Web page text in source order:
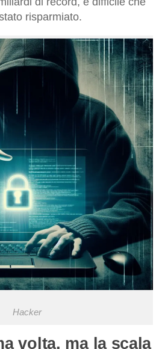
risparmiato.
Hacker
volta, ma la scala